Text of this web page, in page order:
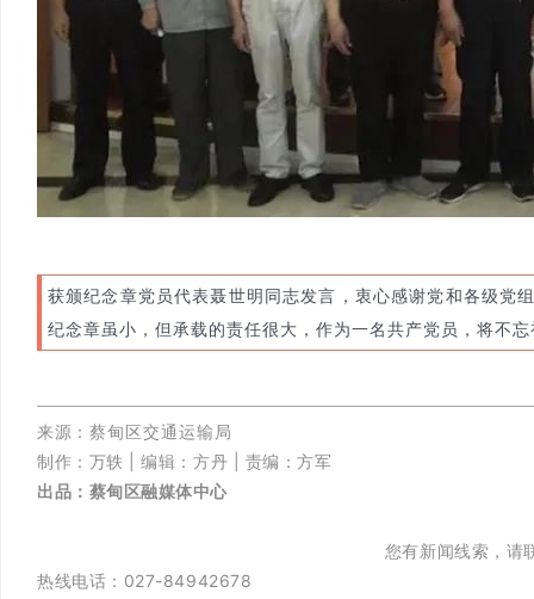
获颁纪念章党员代表聂世明同志发言，衷心感谢党和各级党
纪念章虽小，但承载的责任很大，作为一名共产党员，将不
来源： 蔡甸区交通运输局
制作：万轶 |编辑：方丹 | 责编：方军
出品： 蔡甸区融媒体中心
您有新闻线索，请
热线电话：027-84942678